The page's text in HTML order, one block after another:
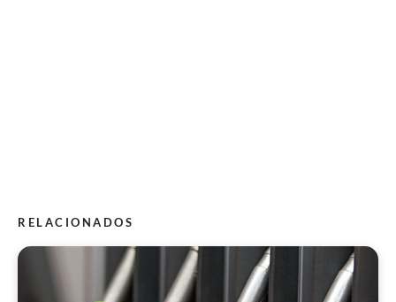
RELACIONADOS